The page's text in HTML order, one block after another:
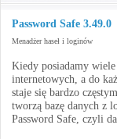
Password Safe 3.49.0
Menadżer haseł i loginów
Kiedy posiadamy
internetowych, a do
staje się bardzo
tworzą bazę danych z
Password Safe, czyli